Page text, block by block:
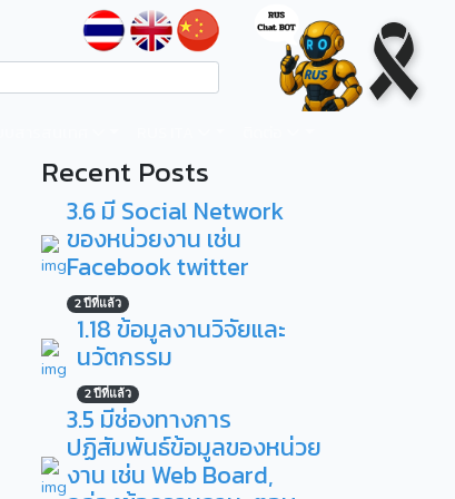
Recent Posts
3.6 มี Social Network
ของหน่วยงาน เช่น
Facebook twitter
2 ปีที่แล้ว
1.18 ข้อมูลงานวิจัยและ
นวัตกรรม
2 ปีที่แล้ว
3.5 มีช่องทางการ
ปฏิสัมพันธ์ข้อมูลของหน่วย
งาน เช่น Web Board,